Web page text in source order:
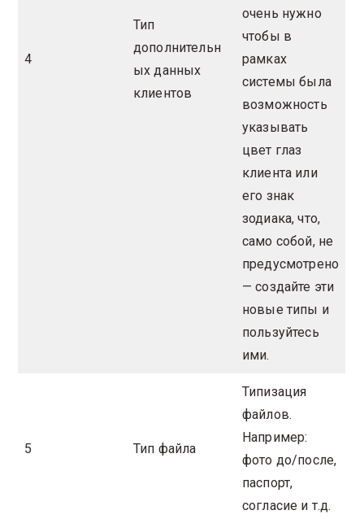
4
Тип
дополнительн
ых данных
клиентов
очень нужно
чтобы в
рамках
системы была
возможность
указывать
цвет глаз
клиента или
его знак
зодиака, что,
само собой, не
предусмотрено
— создайте эти
новые типы и
пользуйтесь
ими.
5 Тип файла
Типизация
файлов.
Например:
фото до/после,
паспорт,
согласие и т.д.